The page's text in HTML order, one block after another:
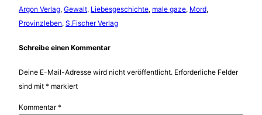
Argon Verlag, Gewalt, Liebesgeschichte, male gaze, Mord
Provinzleben, S.Fischer Verlag
Schreibe einen Kommentar
Deine E-Mail-Adresse wird nicht veröffentlicht. Erforderliche Felder
sind mit * markiert
Kommentar*